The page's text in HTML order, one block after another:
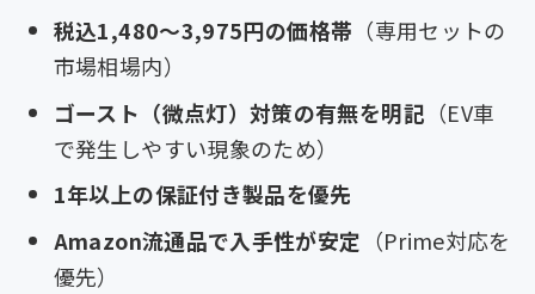
税込1,480〜3,975円の価格帯 （専用セットの
市場相場内）
ゴースト（微点灯）対策の有無を明記 （EV車
で発生しやすい現象のため）
1年以上の保証付き製品を優先
Amazon流通品で入手性が安定 （Prime対応を
優先）